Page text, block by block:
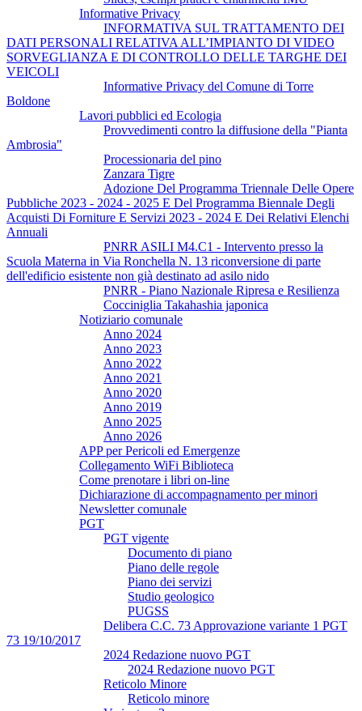
Informative Privacy
INFORMATIVA SUL TRATTAMENTO DEI
DATI PERSONALI RELATIVA ALL’IMPIANTO DI VIDEO
SORVEGLIANZA E DI CONTROLLO DELLE TARGHE DEI
VEICOLI
Informative Privacy del Comune di Torre
Boldone
Lavori pubblici ed Ecologia
Provvedimenti contro la diffusione della "Pianta
Ambrosia"
Processionaria del pino
Zanzara Tigre
Adozione Del Programma Triennale Delle Opere
Pubbliche 2023 - 2024 - 2025 E Del Programma Biennale Degli
Acquisti Di Forniture E Servizi 2023 - 2024 E Dei Relativi Elenchi
Annuali
PNRR ASILI M4.C1 - Intervento presso la
Scuola Materna in Via Ronchella N. 13 riconversione di parte
dell'edificio esistente non già destinato ad asilo nido
PNRR - Piano Nazionale Ripresa e Resilienza
Cocciniglia Takahashia japonica
Notiziario comunale
Anno 2024
Anno 2023
Anno 2022
Anno 2021
Anno 2020
Anno 2019
Anno 2025
Anno 2026
APP per Pericoli ed Emergenze
Collegamento WiFi Biblioteca
Come prenotare i libri on-line
Dichiarazione di accompagnamento per minori
Newsletter comunale
PGT
PGT vigente
Documento di piano
Piano delle regole
Piano dei servizi
Studio geologico
PUGSS
Delibera C.C. 73 Approvazione variante 1 PGT
73 19/10/2017
2024 Redazione nuovo PGT
2024 Redazione nuovo PGT
Reticolo Minore
Reticolo minore